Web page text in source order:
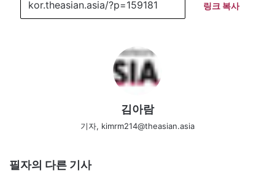
링크 복사
김아람
기자, kimrm214@theasian.asia
필자의 다른 기사